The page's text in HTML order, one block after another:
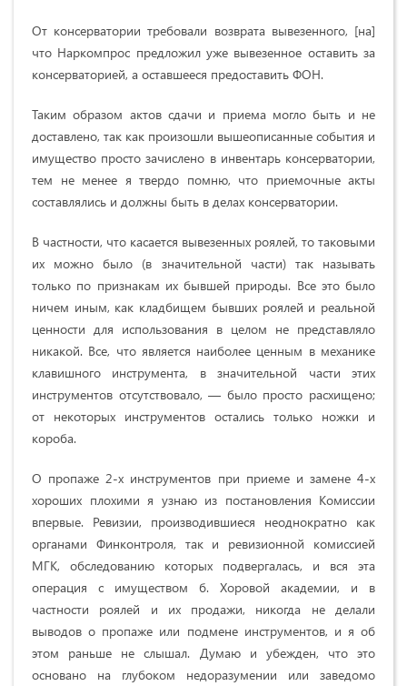
От консерватории требовали возврата вывезенного, [на]
что Наркомпрос предложил уже вывезенное оставить за
консерваторией, а оставшееся предоставить ФОН.
Таким образом актов сдачи и приема могло быть и не
доставлено, так как произошли вышеописанные события и
имущество просто зачислено в инвентарь консерватории,
тем не менее я твердо помню, что приемочные акты
составлялись и должны быть в делах консерватории.
В частности, что касается вывезенных роялей, то таковыми
их можно было (в значительной части) так называть
только по признакам их бывшей природы. Все это было
ничем иным, как кладбищем бывших роялей и реальной
ценности для использования в целом не представляло
никакой. Все, что является наиболее ценным в механике
клавишного инструмента, в значительной части этих
инструментов отсутствовало, — было просто расхищено;
от некоторых инструментов остались только ножки и
короба.
О пропаже 2-х инструментов при приеме и замене 4-х
хороших плохими я узнаю из постановления Комиссии
впервые. Ревизии, производившиеся неоднократно как
органами Финконтроля, так и ревизионной комиссией
МГК, обследованию которых подвергалась, и вся эта
операция с имуществом б. Хоровой академии, и в
частности роялей и их продажи, никогда не делали
выводов о пропаже или подмене инструментов, и я об
этом раньше не слышал. Думаю и убежден, что это
основано на глубоком недоразумении или заведомо